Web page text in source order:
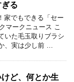
る
家でもできる「セー
マークニュース こ
いた毛玉取りブラシ
、実は少し前 …
ど、何とか生